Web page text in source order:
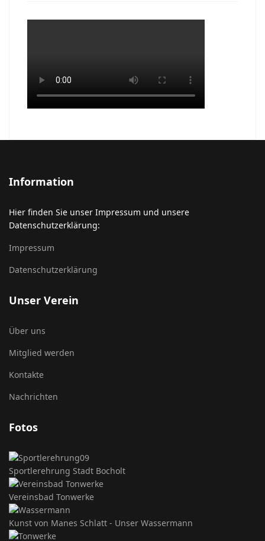
Information
Hier finden Sie unser Impressum und unsere
Datenschutzerklärung:
Impressum
Datenschutzerklärung
Unser Verein
Über uns
Mitglied werden
Kontakte
Nachrichten
Fotos
Sportlerehrung Stadt Bocholt
Vereinsbad Tonwerke
Kunst von Manes Schlatt - Unser Wassermann